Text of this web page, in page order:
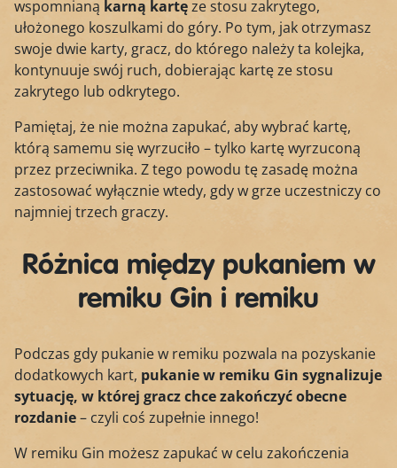
wspomnianą karną kartęze stosu zakrytego,
ułożonego koszulkami do góry. Po tym, jak otrzymasz
swoje dwie karty, gracz, do którego należy ta kolejka,
kontynuuje swój ruch, dobierając kartę ze stosu
zakrytego lub odkrytego.
Pamiętaj, że nie można zapukać, aby wybrać kartę,
którą samemu się wyrzuciło – tylko kartę wyrzuconą
przez przeciwnika. Z tego powodu tę zasadę można
zastosować wyłącznie wtedy, gdy w grze uczestniczy co
najmniej trzech graczy.
Różnica między pukaniem w
remiku Gin i remiku
Podczas gdy pukanie w remiku pozwala na pozyskanie
dodatkowych kart, pukanie w remiku Gin sygnalizuje
sytuację, w której gracz chce zakończyć obecne
rozdanie– czyli coś zupełnie innego!
W remiku Gin możesz zapukać w celu zakończenia